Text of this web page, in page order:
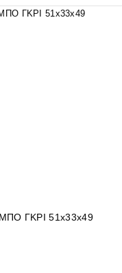
ΓΚΡΙ 51x33x49